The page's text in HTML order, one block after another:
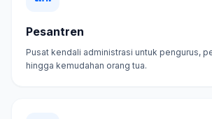
Pesantren
Pusat kendali administrasi untuk pengurus,
hingga kemudahan orang tua.